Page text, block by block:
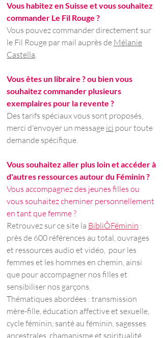
Vous habitez en Suisse et vous souhaitez
commander Le Fil Rouge ?
Vous pouvez commander directement sur
le Fil Rouge par mail auprès de Mélanie
Castella.
Vous êtes un libraire ?ou bien vous
souhaitez commander plusieurs
exemplaires pour la revente ?
Des tarifs spéciaux vous sont proposés,
merci d'envoyer un message ici pour toute
demande spécifique.
Vous souhaitez aller plus loin et accéder à
d'autres ressources autour du Féminin ?
Vous accompagnez des jeunes filles ou
vous souhaitez cheminer personnellement
en tant que femme ?
​Retrouvez sur ce site la BibliÔFéminin :
près de 600 références au total, ouvrages
et ressources audio et vidéo, pour les
femmes et les hommes en chemin, ainsi
que pour accompagner nos filles et
sensibiliser nos garçons.
Thématiques abordées : transmission
mère-fille, éducation affective et sexuelle,
cycle féminin, santé au féminin, sagesses
ancestrales, chamanisme et spiritualité